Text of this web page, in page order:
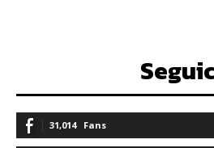
31,014 Fans